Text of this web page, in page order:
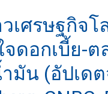
เศรษฐกิจโ
ดอกเบี้ย-ต
มัน (อัปเด